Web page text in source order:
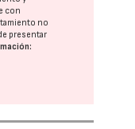
con
no
presentar